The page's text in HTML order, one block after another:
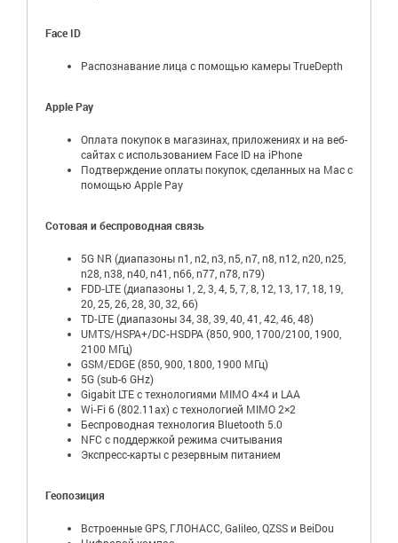
Face ID
Распознавание лица с помощью камеры TrueDepth
Apple Pay
Оплата покупок в магазинах, приложениях и на веб-
сайтах с использованием Face ID на iPhone
Подтверждение оплаты покупок, сделанных на Mac с
помощью Apple Pay
Сотовая и беспроводная связь
5G NR (диапазоны n1, n2, n3, n5, n7, n8, n12, n20, n25,
n28, n38, n40, n41, n66, n77, n78, n79)
FDD‑LTE (диапазоны 1, 2, 3, 4, 5, 7, 8, 12, 13, 17, 18, 19,
20, 25, 26, 28, 30, 32, 66)
TD‑LTE (диапазоны 34, 38, 39, 40, 41, 42, 46, 48)
UMTS/HSPA+/DC‑HSDPA (850, 900, 1700/2100, 1900,
2100 МГц)
GSM/EDGE (850, 900, 1800, 1900 МГц)
5G (sub-6 GHz)
Gigabit LTE с технологиями MIMO 4×4 и LAA
Wi‑Fi 6 (802.11ax) с технологией MIMO 2×2
Беспроводная технология Bluetooth 5.0
NFC с поддержкой режима считывания
Экспресс-карты с резервным питанием
Геопозиция
Встроенные GPS, ГЛОНАСС, Galileo, QZSS и BeiDou